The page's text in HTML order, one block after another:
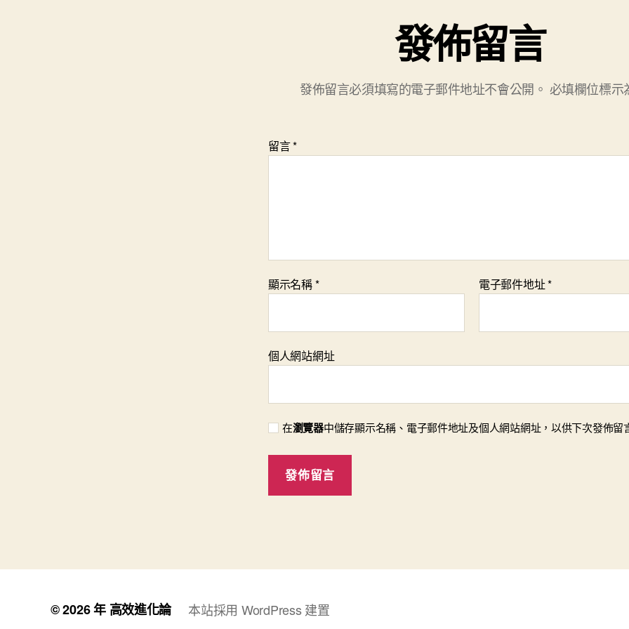
發佈留言
發佈留言必須填寫的電子郵件地址不會公開。 必填欄位標
留言*
顯示名稱* 電子郵件地址*
個人網站網址
在瀏覽器中儲存顯示名稱、電子郵件地址及個人網站網址，以供下次發佈留
© 2026 年 高效進化論 本站採用 WordPress 建置